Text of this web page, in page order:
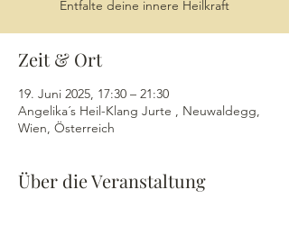
Entfalte deine innere Heilkraft
Zeit & Ort
19. Juni 2025, 17:30 – 21:30
Angelika´s Heil-Klang Jurte , Neuwaldegg,
Wien, Österreich
Über die Veranstaltung